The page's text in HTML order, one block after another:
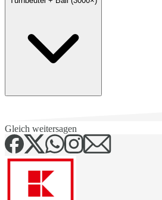
Gleich weitersagen